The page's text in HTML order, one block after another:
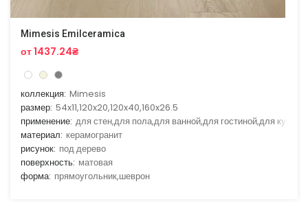
Mimesis Emilceramica
от 1437.24₴
коллекция: Mimesis
размер: 54x11,120x20,120x40,160x26.5
применение: для стен,для пола,для ванной,для гостиной,для кухни
материал: керамогранит
рисунок: под дерево
поверхность: матовая
форма: прямоугольник,шеврон